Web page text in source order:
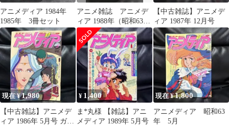
アニメディア 1984年
1985年 3冊セット
アニメ雑誌 アニメデ
ィア 1988年（昭和63
年）１月.9月号 2冊セ
ット
【中古雑誌】アニメデ
ィア 1987年 12月号
現在 ¥1,980
【中古雑誌】アニメデ
ィア 1986年 5月号 ガン
¥ 1,400
ま*丸様 【雑誌】アニ
メディア 1989年 5月号
現在 ¥1,800
アニメディア 昭和63
年 5月